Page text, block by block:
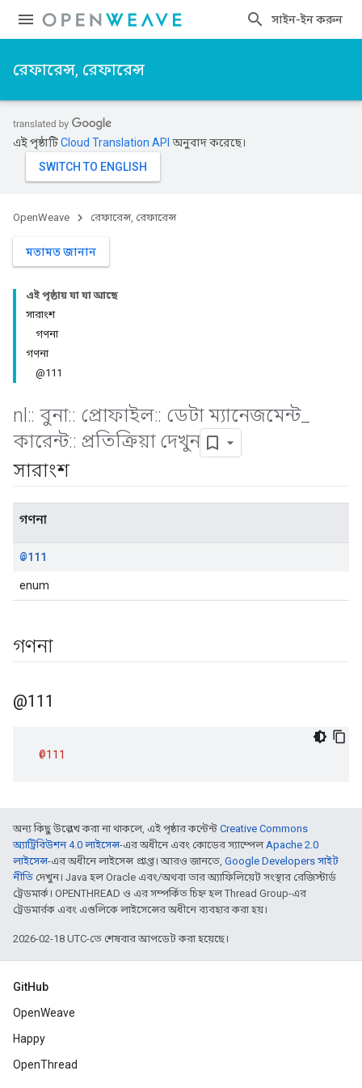
সাইন-ইন করুন
রেফারেন্স, রেফারেন্স
এই পৃষ্ঠাটিCloud Translation API অনুবাদ করেছে।
OpenWeave রেফারেন্স, রেফারেন্স
মতামত জানান
এই পৃষ্ঠায় যা যা আছে
সারাংশ
গণনা
গণনা
@111
nl :: বুনা:: প্রোফাইল:: ডেটা ম্যানেজমেন্ট_
কারেন্ট:: প্রতিক্রিয়া দেখুন
সারাংশ
গণনা
@111
enum
গণনা
@111
@111
অন্য কিছু উল্লেখ করা না থাকলে, এই পৃষ্ঠার কন্টেন্ট Creative Commons
অ্যাট্রিবিউশন 4.0 লাইসেন্স-এর অধীনে এবং কোডের স্যাম্পেলApache 2.0
লাইসেন্স-এর অধীনে লাইসেন্স প্রাপ্ত। আরও জানতে, Google Developers সাইট
নীতি দেখুন। Java হল Oracle এবং/অথবা তার অ্যাফিলিয়েট সংস্থার রেজিস্টার্ড
ট্রেডমার্ক। OPENTHREAD ও এর সম্পর্কিত চিহ্ন হল Thread Group-এর
ট্রেডমার্রক এবং এগুলিকে লাইসেন্সের অধীনে ব্যবহার করা হয়।
2026-02-18 UTC-তে শেষবার আপডেট করা হয়েছে।
GitHub
OpenWeave
Happy
OpenThread